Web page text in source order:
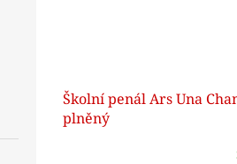
Školní penál Ars Una
plněný